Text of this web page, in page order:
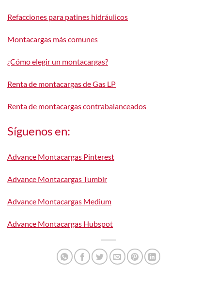
Refacciones para patines hidráulicos
Montacargas más comunes
¿Cómo elegir un montacargas?
Renta de montacargas de Gas LP
Renta de montacargas contrabalanceados
Síguenos en:
Advance Montacargas Pinterest
Advance Montacargas Tumblr
Advance Montacargas Medium
Advance Montacargas Hubspot